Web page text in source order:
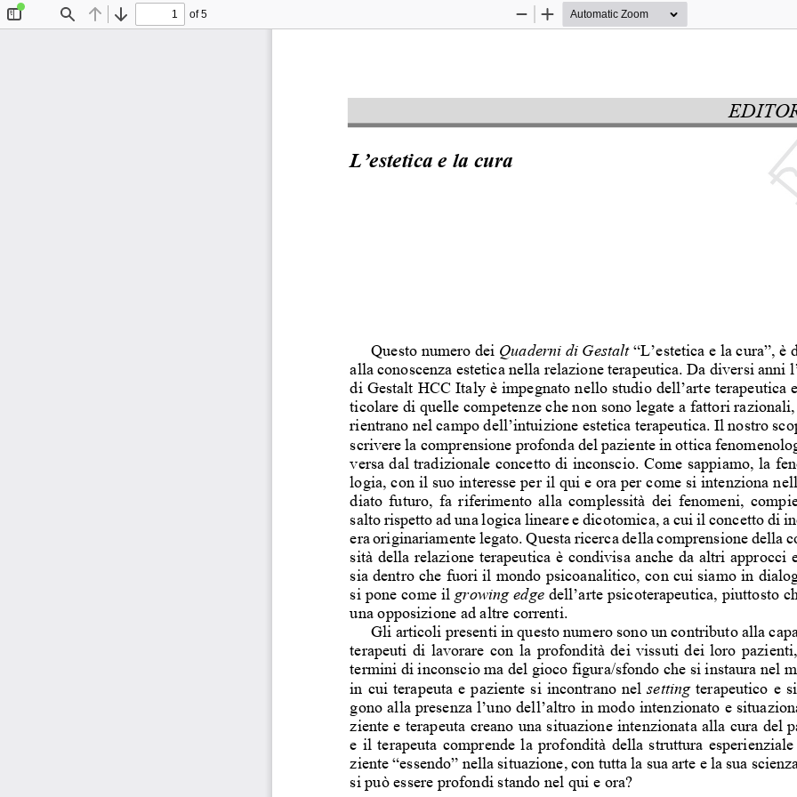
Find Previous
Next
of 5
Zoom
Zoom
L’estetica e la cura
Questo numero dei Quaderni di Gestalt “L’estetica e la cura”, è
alla conoscenza estetica nella relazione terapeutica. Da diversi anni
di Gestalt HCC Italy è impegnato nello studio dell’arte terapeutica
ticolare di quelle competenze che non sono legate a fattori
rientrano nel campo dell’intuizione estetica terapeutica. Il nostro
scrivere la comprensione profonda del paziente in ottica
versa dal tradizionale concetto di inconscio. Come sappiamo, la
logia, con il suo interesse per il qui e ora per come si intenziona
diato  futuro,  fa  riferimento  alla complessità  dei  fenomeni,
salto rispetto ad una logica lineare e dicotomica, a cui il concetto di
era originariamente legato. Questa ricerca della comprensione della
sità della relazione terapeutica è condivisa anche da altri approcci
sia dentro che fuori il mondo psicoanalitico, con cui siamo in
si pone come il growing edge dell’arte psicoterapeutica, piuttosto
una opposizione ad altre correnti.
Gli articoli presenti in questo numero sono un contributo alla
terapeuti  di  lavorare  con  la  profondità  dei  vissuti  dei  loro
termini di inconscio ma del gioco figura/sfondo che si instaura nel
in  cui  terapeuta  e  paziente  si  incontrano  nel setting
terapeutico  e
gono alla presenza l’uno dell’altro in modo intenzionato e
ziente e terapeuta creano una situazione intenzionata alla cura del
e  il  terapeuta  comprende  la  profondità della  struttura  esperienziale
ziente “essendo” nella situazione, con tutta la sua arte e la sua
si può essere profondi stando nel qui e ora?